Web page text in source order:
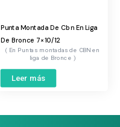
Punta Montada De Cbn En Liga
De Bronce 7×10/12
Puntas montadas de CBN en
liga de Bronce
Leer más